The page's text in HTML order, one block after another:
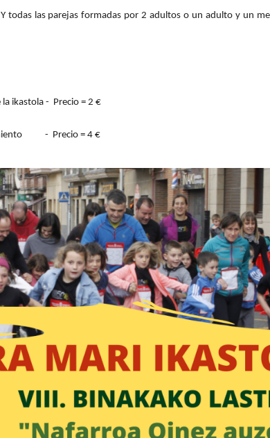
todas las parejas formadas por 2 adultos o un adulto y un
ikastola -  Precio = 2 €
-  Precio = 4 €